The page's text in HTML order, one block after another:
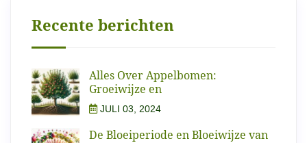
Recente berichten
Alles Over Appelbomen:
Groeiwijze en
JULI 03, 2024
De Bloeiperiode en Bloeiwijze van